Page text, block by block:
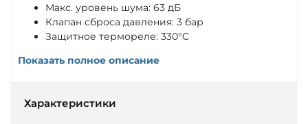
Макс. уровень шума: 63 дБ
Клапан сброса давления: 3 бар
Защитное термореле: 330°C
Показать полное описание
Характеристики